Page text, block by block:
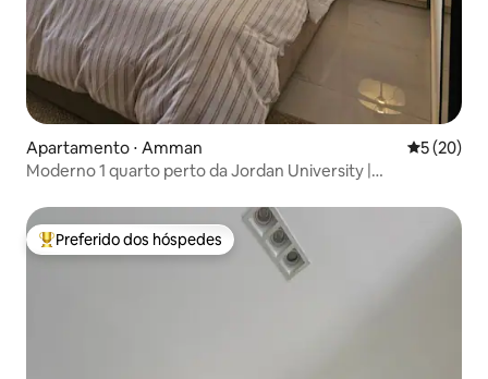
Apartamento ⋅ Amman 5 de uma
5 (20)
Moderno 1 quarto perto da Jordan University |
Entre os melhores preferidos dos hóspedes
Preferido dos hóspedes